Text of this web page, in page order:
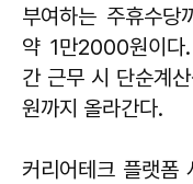
부여하는 주휴수당
약 1만2000원이다
간 근무 시 단순계
원까지 올라간다.
커리어테크 플랫폼